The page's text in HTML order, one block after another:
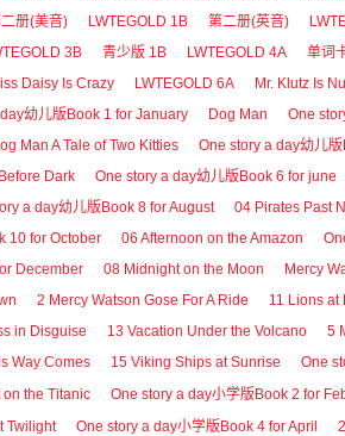
册(美音) LWTEGOLD 1B 第二册(英音)
3B 青少版 1B LWTEGOLD 4A
单词
Daisy Is Crazy LWTEGOLD 6A
Mr. Klutz Is
幼儿版Book 1 for January Dog Man
One
Man A Tale of Two Kitties
One story a day幼儿
Dark
One story a day幼儿版Book 6 for june
a day幼儿版Book 8 for August
04 Pirates Past
10 for October
06 Afternoon on the Amazon
December
08 Midnight on the Moon
Mercy
2 Mercy Watson Gose For A Ride
11 Lions at
in Disguise
13 Vacation Under the Volcano
5
Way Comes
15 Viking Ships at Sunrise
One
on the Titanic One story a day小学版Book 2 for
Twilight One story a day小学版Book 4 for April